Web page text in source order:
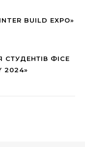
BUILD EXPO»
ФІСЕ
2024»